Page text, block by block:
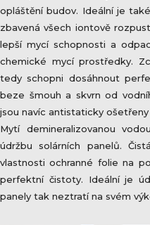
opláštění budov. Ideální je
zbavená všech iontově
lepší mycí schopnosti a
chemické mycí prostředky.
tedy schopni dosáhnout
beze šmouh a skvrn od
jsou navíc antistaticky
Mytí demineralizovanou
údržbu solárních panelů.
vlastnosti ochranné folie na
perfektní čistoty. Ideální je
panely tak neztratí na svém